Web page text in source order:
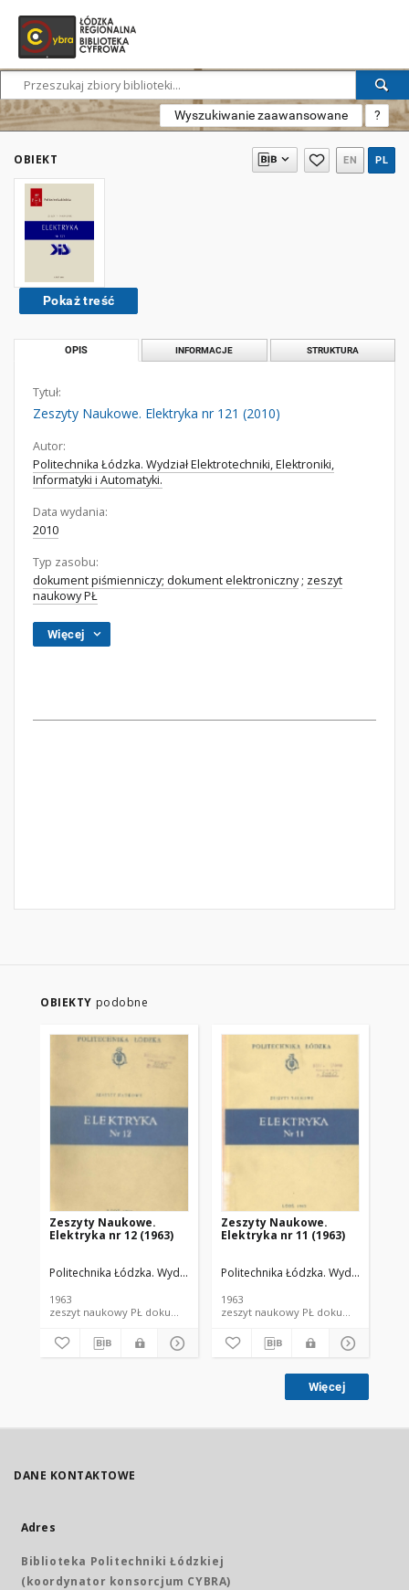
Wyszukiwanie zaawansowane ?
OBIEKT EN PL
Pokaż treść
OPIS INFORMACJE STRUKTURA
Tytuł:
Zeszyty Naukowe. Elektryka nr 121 (2010)
Autor:
Politechnika Łódzka. Wydział Elektrotechniki, Elektroniki,
Informatyki i Automatyki.
Data wydania:
2010
Typ zasobu:
dokument piśmienniczy; dokument elektroniczny; zeszyt
naukowy PŁ
Więcej
OBIEKTY podobne
Zeszyty Naukowe.
Elektryka nr 12 (1963)
Politechnika Łódzka. Wydział Elektrotechniki, Elektroniki, Informatyki i
1963
zeszyt naukowy PŁ dokument piśmienniczy; dokument elektroniczny
Zeszyty Naukowe.
Elektryka nr 11 (1963)
Politechnika Łódzka. Wydział
1963
zeszyt naukowy PŁ
Więcej
DANE KONTAKTOWE
Adres
Biblioteka Politechniki Łódzkiej
(koordynator konsorcjum CYBRA)